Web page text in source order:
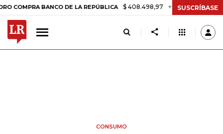
BANCO DE LA REPÚBLICA $ 408.498,97 +$ 8.753,81 +2,19%
SUSCRÍBASE
CONSUMO